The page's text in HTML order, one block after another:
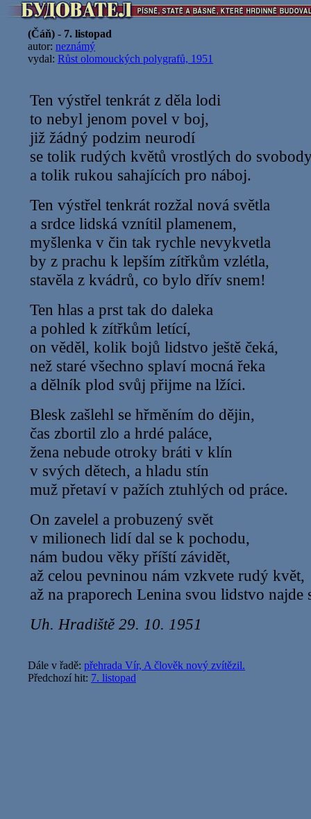
(Čáň) - 7. listopad
autor: neznámý
vydal: Růst olomouckých polygrafů, 1951
Ten výstřel tenkrát z děla lodi
to nebyl jenom povel v boj,
již žádný podzim neurodí
se tolik rudých květů vrostlých do
a tolik rukou sahajících pro náboj.
Ten výstřel tenkrát rozžal nová světla
a srdce lidská vznítil plamenem,
myšlenka v čin tak rychle nevykvetla
by z prachu k lepším zítřkům vzlétla,
stavěla z kvádrů, co bylo dřív snem!
Ten hlas a prst tak do daleka
a pohled k zítřkům letící,
on věděl, kolik bojů lidstvo ještě čeká,
než staré všechno splaví mocná řeka
a dělník plod svůj přijme na lžíci.
Blesk zašlehl se hřměním do dějin,
čas zbortil zlo a hrdé paláce,
žena nebude otroky bráti v klín
v svých dětech, a hladu stín
muž přetaví v pažích ztuhlých od práce.
On zavelel a probuzený svět
v milionech lidí dal se k pochodu,
nám budou věky příští závidět,
až celou pevninou nám vzkvete rudý květ,
až na praporech Lenina svou lidstvo najde
Uh. Hradiště 29. 10. 1951
Dále v řadě: přehrada Vír, A člověk nový zvítězil.
Předchozí hit: 7. listopad